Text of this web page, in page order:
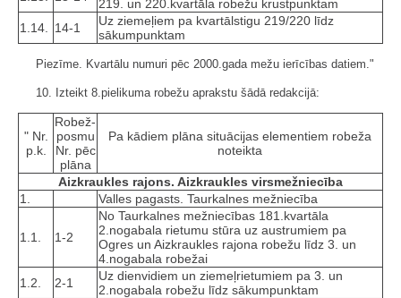
219. un 220.kvartāla robežu krustpunktam
1.14.
14-1
Uz ziemeļiem pa kvartālstigu 219/220 līdz
sākumpunktam
Piezīme. Kvartālu numuri pēc 2000.gada mežu ierīcības datiem."
10. Izteikt 8.pielikuma robežu aprakstu šādā redakcijā:
" Nr.
p.k.
Robež­
posmu
Nr. pēc
plāna
Pa kādiem plāna situācijas elementiem robeža
noteikta
Aizkraukles rajons. Aizkraukles virsmežniecība
1.
Valles pagasts. Taurkalnes mežniecība
1.1. 1-2
No Taurkalnes mežniecības 181.kvartāla
2.nogabala rietumu stūra uz austrumiem pa
Ogres un Aizkraukles rajona robežu līdz 3. un
4.nogabala robežai
1.2.
2-1
Uz dienvidiem un ziemeļrietumiem pa 3. un
2.nogabala robežu līdz sākumpunktam